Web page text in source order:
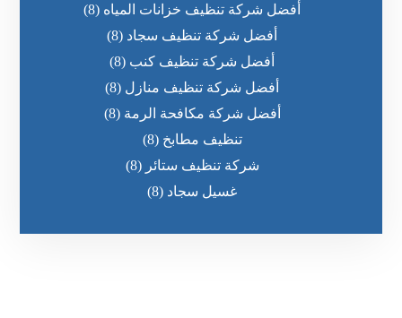
أفضل شركة تنظيف خزانات المياه (8)
أفضل شركة تنظيف سجاد (8)
أفضل شركة تنظيف كنب (8)
أفضل شركة تنظيف منازل (8)
أفضل شركة مكافحة الرمة (8)
تنظيف مطابخ (8)
شركة تنظيف ستائر (8)
غسيل سجاد (8)